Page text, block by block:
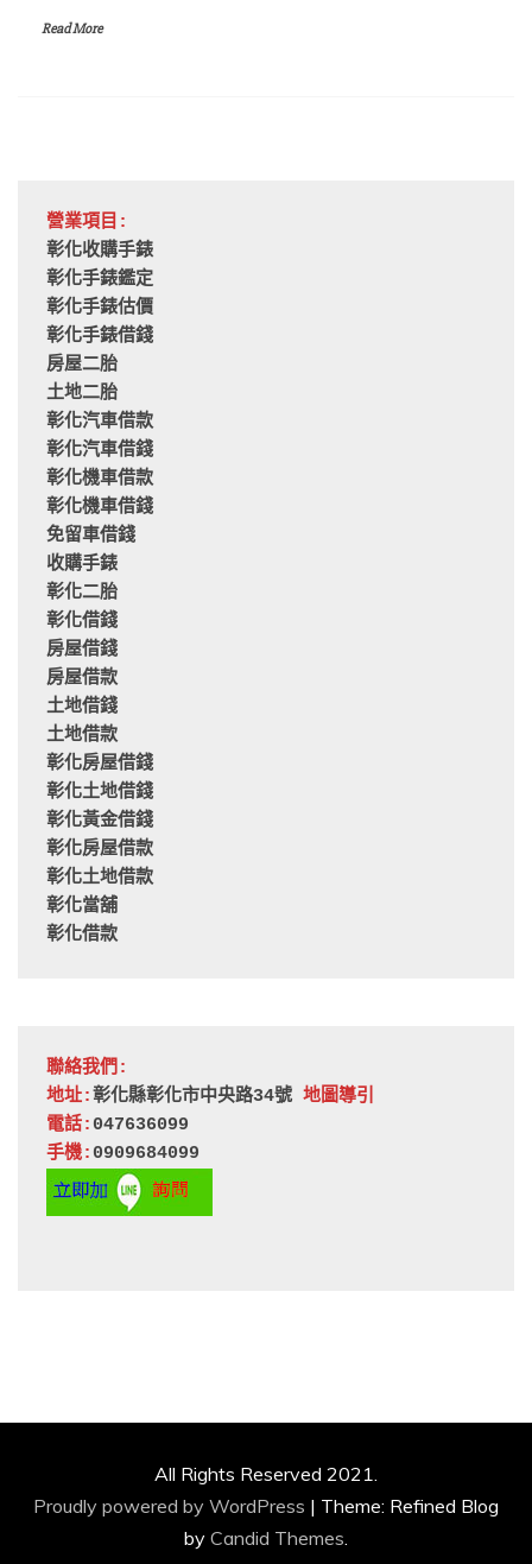
Read More
營業項目:
彰化收購手錶
彰化手錶鑑定
彰化手錶估價
彰化手錶借錢
房屋二胎
土地二胎
彰化汽車借款
彰化汽車借錢
彰化機車借款
彰化機車借錢
免留車借錢
收購手錶
彰化二胎
彰化借錢
房屋借錢
房屋借款
土地借錢
土地借款
彰化房屋借錢
彰化土地借錢
彰化黃金借錢
彰化房屋借款
彰化土地借款
彰化當舖
彰化借款
聯絡我們:
地址:彰化縣彰化市中央路34號 地圖導引
電話: 047636099
手機: 0909684099
All Rights Reserved 2021.
Proudly powered by WordPress | Theme: Refined Blog
by Candid Themes